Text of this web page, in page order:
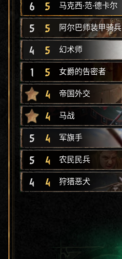
6 5 马克西·范·德卡尔
5 5 阿尔巴师装甲骑兵
4 5 幻术师
1 5 女爵的告密者
4 帝国外交
4 马战
5 4 军旗手
5 4 农民民兵
4 4 狩猎恶犬